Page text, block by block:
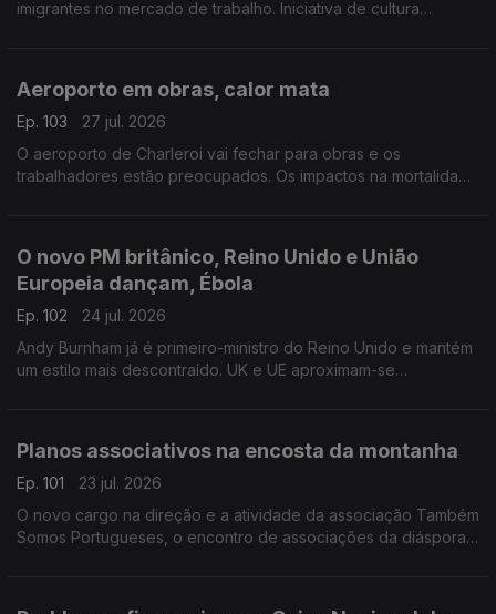
imigrantes no mercado de trabalho. Iniciativa de cultura
Aeroporto em obras, calor mata
Ep. 103
27 jul. 2026
O aeroporto de Charleroi vai fechar para obras e os
trabalhadores estão preocupados. Os impactos na mortalidade
O novo PM britânico, Reino Unido e União
Europeia dançam, Ébola
Ep. 102
24 jul. 2026
Andy Burnham já é primeiro-ministro do Reino Unido e mantém
um estilo mais descontraído. UK e UE aproximam-se
Planos associativos na encosta da montanha
Ep. 101
23 jul. 2026
O novo cargo na direção e a atividade da associação Também
Somos Portugueses, o encontro de associações da diáspora